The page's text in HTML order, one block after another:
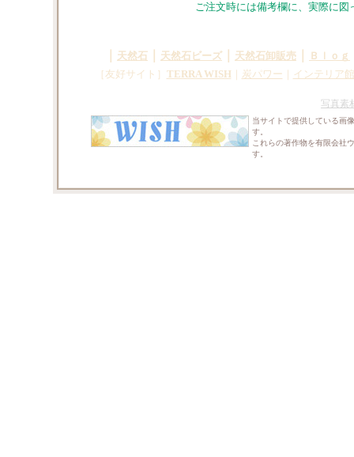
ご注文時には備考欄に、実際に
天然石 天然石ビーズ｜ 天然石卸販売 Ｂｌｏｇ
［友好サイト］ TERRA WISH｜ 炭パワー インテリア館
写真素
当サイトで提供している画
す。
これらの著作物を有限会社
す。